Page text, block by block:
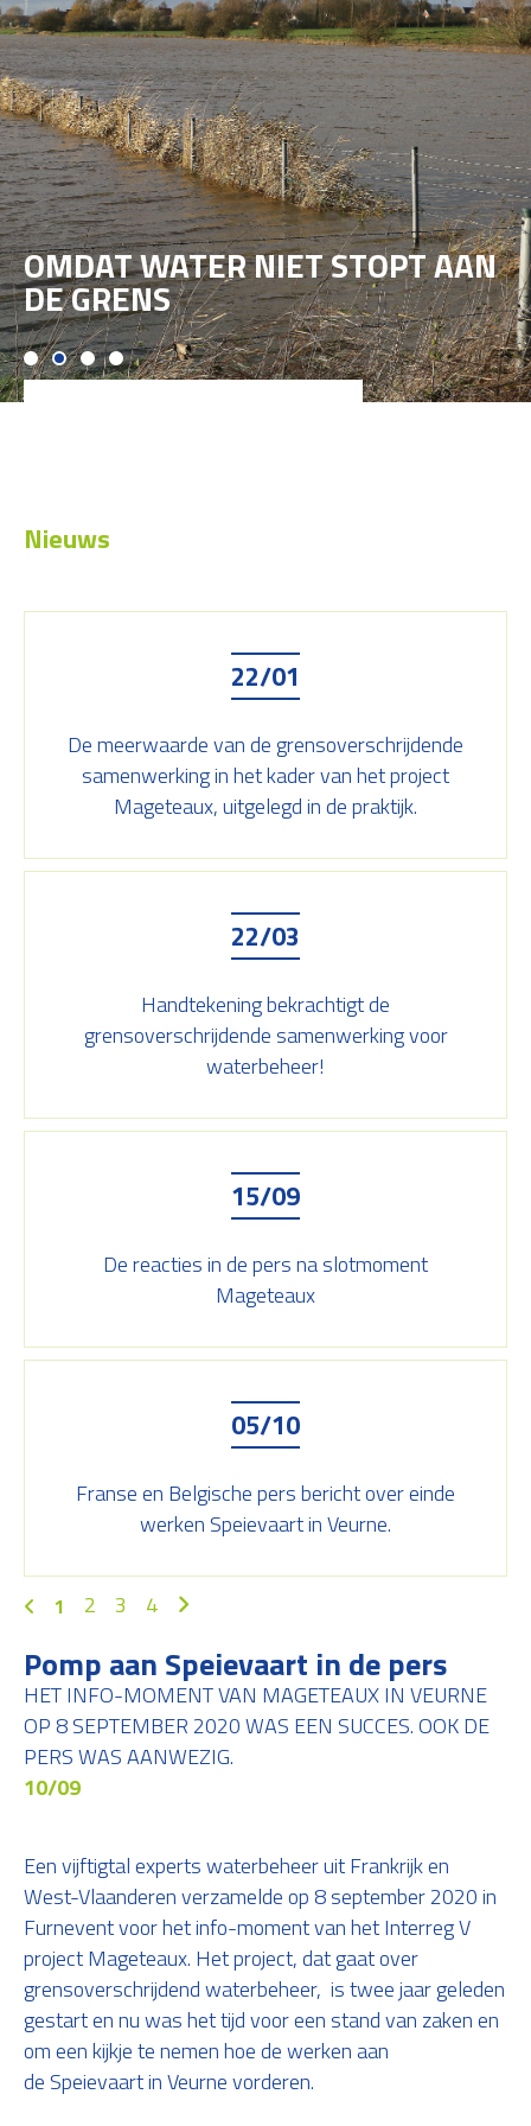
OMDAT WATER NIET STOPT AAN
DE GRENS
Nieuws
22/01
De meerwaarde van de grensoverschrijdende
samenwerking in het kader van het project
Mageteaux, uitgelegd in de praktijk.
22/03
Handtekening bekrachtigt de
grensoverschrijdende samenwerking voor
waterbeheer!
15/09
De reacties in de pers na slotmoment
Mageteaux
05/10
Franse en Belgische pers bericht over einde
werken Speievaart in Veurne.
1 2 3 4
Pomp aan Speievaart in de pers
HET INFO-MOMENT VAN MAGETEAUX IN VEURNE
OP 8 SEPTEMBER 2020 WAS EEN SUCCES. OOK DE
PERS WAS AANWEZIG.
10/09
Een vijftigtal experts waterbeheer uit Frankrijk en
West-Vlaanderen verzamelde op 8 september 2020 in
Furnevent voor het info-moment van het Interreg V
project Mageteaux. Het project, dat gaat over
grensoverschrijdend waterbeheer, is twee jaar geleden
gestart en nu was het tijd voor een stand van zaken en
om een kijkje te nemen hoe de werken aan
de Speievaart in Veurne vorderen.